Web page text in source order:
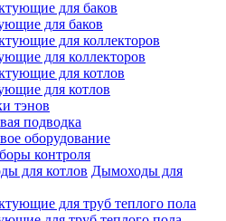
для баков
для коллекторов
для котлов
тэнов
подводка
оборудование
контроля
Дымоходы для